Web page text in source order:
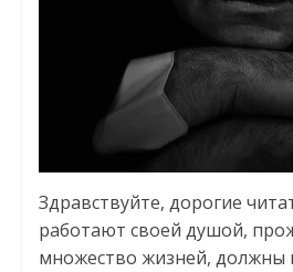
Здравствуйте, дорогие
работают своей душой,
множество жизней, должны